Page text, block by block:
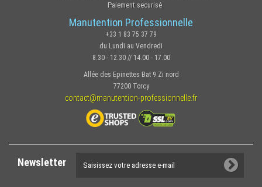
Paiement securisé
Manutention Professionnelle
+33 1 83 75 37 79
du Lundi au Vendredi
8.30 - 12.30 // 14.00 - 17.00
Allée des Epinettes Bat 9 Zi nord
77200 Torcy
contact@manutention-professionnelle.fr
Newsletter